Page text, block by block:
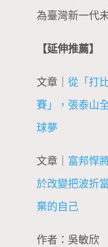
為臺灣新一代
【延伸推薦】
文章｜ 從「打
賽」，張泰山
球夢
文章｜ 富邦悍
於改變把波折
棄的自己
作者：吳敏欣